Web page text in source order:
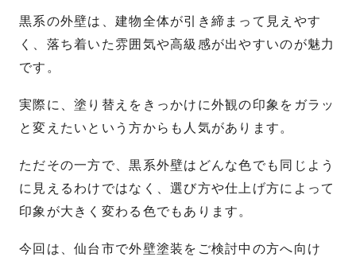
黒系の外壁は、建物全体が引き締まって見えやす
く、落ち着いた雰囲気や高級感が出やすいのが魅力
です。
実際に、塗り替えをきっかけに外観の印象をガラッ
と変えたいという方からも人気があります。
ただその一方で、黒系外壁はどんな色でも同じよう
に見えるわけではなく、選び方や仕上げ方によって
印象が大きく変わる色でもあります。
今回は、仙台市で外壁塗装をご検討中の方へ向け